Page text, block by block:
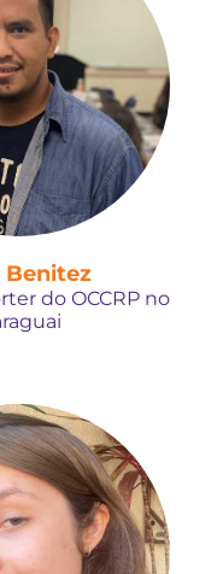
Benitez
do OCCRP no